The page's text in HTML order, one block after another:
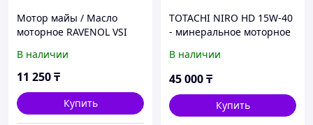
Мотор майы / Масло
моторное RAVENOL VSI
В наличии
11 250₸
Купить
TOTACHI NIRO HD 15W-40
- минеральное моторное
автомобилей и
спецтехник-19 литер.
В наличии
45 000₸
Купить